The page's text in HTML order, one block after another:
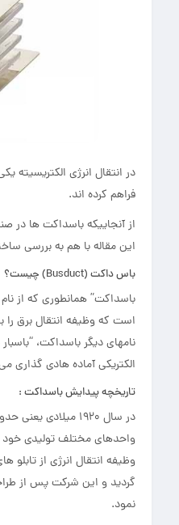
در انتقال انرژی
فراهم کرده اند.
از آنجاییکه باسداکت ها در
این مقاله با هم به بررسی
باس داکت (Busduct) چیست؟
است که وظیفه انتقال برق را
الکتریکی آماده هادی گذاری
تاریخچه پیدایش باسداکت :
واحدهای مختلف تولیدی خود
گردید و این شرکت پس از
نمود.